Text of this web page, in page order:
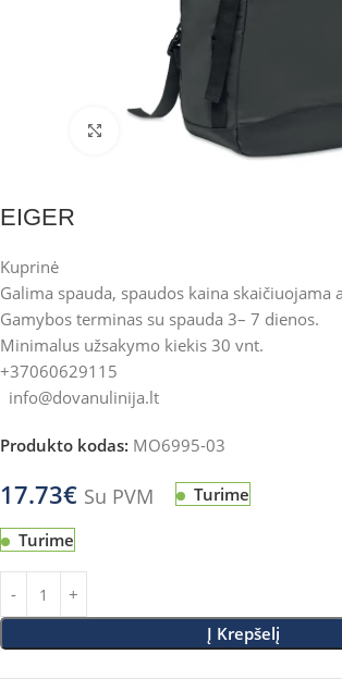
Click to enlarge
EIGER
Kuprinė
Galima spauda, spaudos kaina skaičiuojama
Gamybos terminas su spauda 3– 7 dienos.
Minimalus užsakymo kiekis 30 vnt.
+37060629115
info@dovanulinija.lt
Produkto kodas: MO6995-03
17.73€ Su PVM Turime
Turime
Į Krepšelį